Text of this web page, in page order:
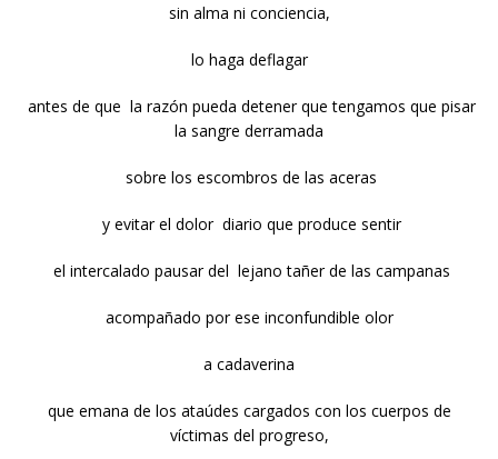
sin alma ni conciencia,
lo haga deflagar
antes de que la razón pueda detener que tengamos que pisar
la sangre derramada
sobre los escombros de las aceras
y evitar el dolor diario que produce sentir
el intercalado pausar del lejano tañer de las campanas
acompañado por ese inconfundible olor
a cadaverina
que emana de los ataúdes cargados con los cuerpos de
víctimas del progreso,